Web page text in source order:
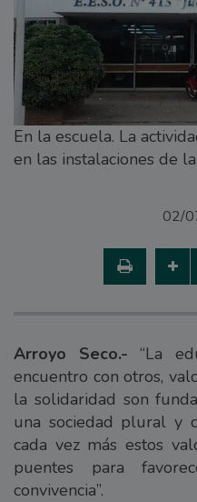
En la escuela. La
en las instalaciones de
02/
Arroyo Seco.- “La
encuentro con otros,
la solidaridad son
una sociedad plural y
cada vez más estos
puentes para
convivencia”.